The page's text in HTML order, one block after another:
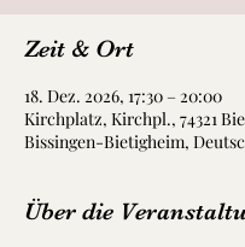
Zeit & Ort
18. Dez. 2026, 17:30 – 20:00
Kirchplatz, Kirchpl., 74321
Bissingen-Bietigheim,
Über die